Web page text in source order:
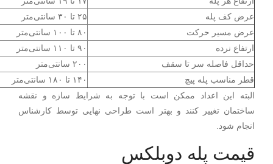
عرض کف پله
۲۵ تا ۳۰ سانتی‌متر
عرض مسیر حرکت
۸۰ تا ۱۰۰ سانتی‌متر
ارتفاع نرده
۹۰ تا ۱۱۰ سانتی‌متر
حداقل فاصله سر تا سقف
۲۰۰ سانتی‌متر
قطر مناسب پله پیچ
۱۴۰ تا ۱۸۰ سانتی‌متر
البته این اعداد ممکن است با توجه به شرایط سازه و نقشه
ساختمان تغییر کنند و بهتر است طراحی نهایی توسط کارشناس
انجام شود.
قیمت پله دوبلکس